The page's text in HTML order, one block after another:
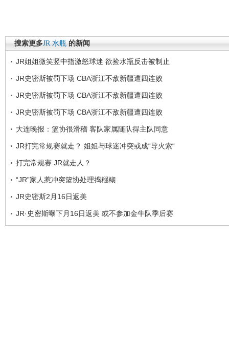
搜索更多JR 水瓶 的新闻
JR姐姐微笑竖中指激怒球迷 欲捡水瓶反击被制止
JR史密斯被罚下场 CBA浙江不敌新疆遭四连败
JR史密斯被罚下场 CBA浙江不敌新疆遭四连败
JR史密斯被罚下场 CBA浙江不敌新疆遭四连败
大连晚报：篮协很滑稽 客队家属随队得主队同意
JR打完常规赛就走？ 姐姐与球迷冲突或成“导火索“
打完常规赛 JR就走人？
“JR”家人惹冲突篮协处理捣糨糊
JR史密斯2月16日返美
JR·史密斯曝下月16日返美 或不参加金牛队季后赛